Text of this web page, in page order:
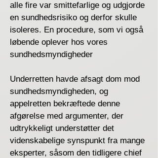
alle fire var smittefarlige og udgjorde
en sundhedsrisiko og derfor skulle
isoleres. En procedure, som vi også
løbende oplever hos vores
sundhedsmyndigheder
Underretten havde afsagt dom mod
sundhedsmyndigheden, og
appelretten bekræftede denne
afgørelse med argumenter, der
udtrykkeligt understøtter det
videnskabelige synspunkt fra mange
eksperter, såsom den tidligere chief